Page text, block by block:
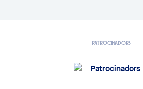
PATROCINADORS